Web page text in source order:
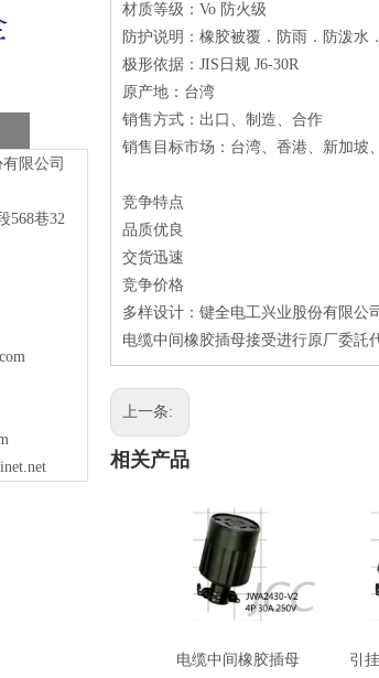
限公司
568巷32
材质等级：Vo 防火级
防护说明：橡胶被覆．防雨．防泼水
极形依据：JIS日规 J6-30R
原产地：台湾
销售方式：出口、制造、合作
销售目标市场：台湾、香港、新加坡
竞争特点
品质优良
交货迅速
竞争价格
多样设计：键全电工兴业股份有限公
电缆中间橡胶插母接受进行原厂委託
上一条:
相关产品
电缆中间橡胶插母 引